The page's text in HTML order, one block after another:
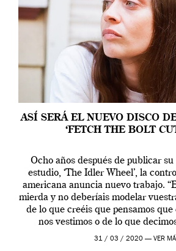
ASÍ SERÁ EL NUEVO DISCO
‘FETCH THE BOLT
Ocho años después de publicar
estudio, ‘The Idler Wheel’, la
americana anuncia nuevo trabajo.
mierda y no deberíais modelar
de lo que creéis que pensamos que
nos vestimos o de lo que
mismos”. En […]
31 / 03 / 2020 — VER